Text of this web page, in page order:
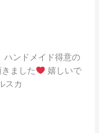
ハンドメイド得意の
ました
嬉しいで
スカ